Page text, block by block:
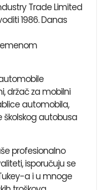
Trade Limited
1986. Danas
držač za mobilni
automobila,
školskog autobusa
profesionalno
isporučuju se
a i u mnoge